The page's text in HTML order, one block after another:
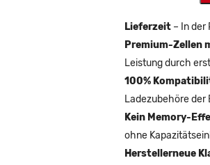
Lieferzeit – In der
Premium-Zellen
Leistung durch
100%
Ladezubehöre der
Kein Memory-
ohne
Herstellerneue